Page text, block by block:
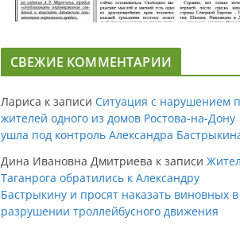
СВЕЖИЕ КОММЕНТАРИИ
Лариса к записи Ситуация с нарушением
жителей одного из домов Ростова-на-Дону
ушла под контроль Александра
Дина Ивановна Дмитриева к записи
Таганрога обратились к Александру
Бастрыкину и просят наказать виновных в
разрушении троллейбусного движения